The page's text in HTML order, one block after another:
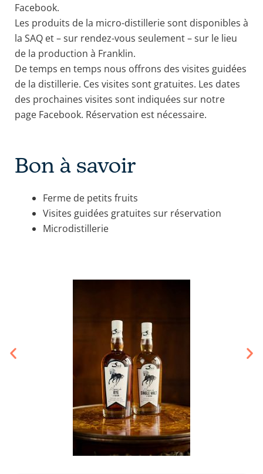
Facebook.
Les produits de la micro-distillerie sont disponibles à
la SAQ et – sur rendez-vous seulement – sur le lieu
de la production à Franklin.
De temps en temps nous offrons des visites guidées
de la distillerie. Ces visites sont gratuites. Les dates
des prochaines visites sont indiquées sur notre
page Facebook. Réservation est nécessaire.
Bon à savoir
Ferme de petits fruits
Visites guidées gratuites sur réservation
Microdistillerie